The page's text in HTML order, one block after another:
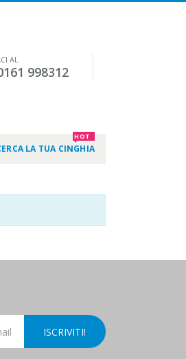
AL
998312
LA TUA CINGHIA
HOT